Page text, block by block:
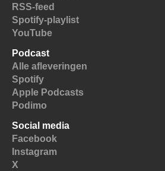
RSS-feed
Spotify-playlist
YouTube
Podcast
Alle afleveringen
Spotify
Apple Podcasts
Podimo
Social media
Facebook
Instagram
X